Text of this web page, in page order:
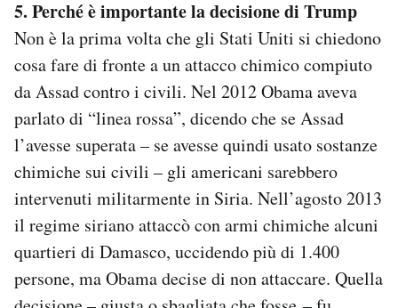
5. Perché è importante la decisione di Trump
Non è la prima volta che gli Stati Uniti si chiedono
cosa fare di fronte a un attacco chimico compiuto
da Assad contro i civili. Nel 2012 Obama aveva
parlato di “linea rossa”, dicendo che se Assad
l’avesse superata – se avesse quindi usato sostanze
chimiche sui civili – gli americani sarebbero
intervenuti militarmente in Siria. Nell’agosto 2013
il regime siriano attaccò con armi chimiche alcuni
quartieri di Damasco, uccidendo più di 1.400
persone, ma Obama decise di non attaccare. Quella